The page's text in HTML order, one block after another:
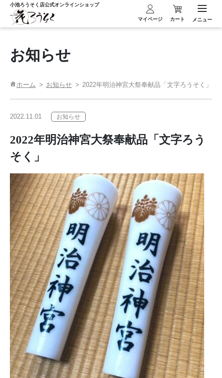
小池ろうそく店公式オンラインショップ
マイページ カート メニュー
お知らせ
ホーム お知らせ 2022年明治神宮大祭奉献品「文字ろうそく」
2022.11.01 お知らせ
2022年明治神宮大祭奉献品「文字ろう
そく」